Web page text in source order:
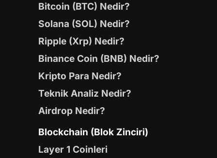
Bitcoin (BTC) Nedir?
Solana (SOL) Nedir?
Ripple (Xrp) Nedir?
Binance Coin (BNB) Nedir?
Kripto Para Nedir?
Teknik Analiz Nedir?
Airdrop Nedir?
Blockchain (Blok Zinciri)
Layer 1 Coinleri